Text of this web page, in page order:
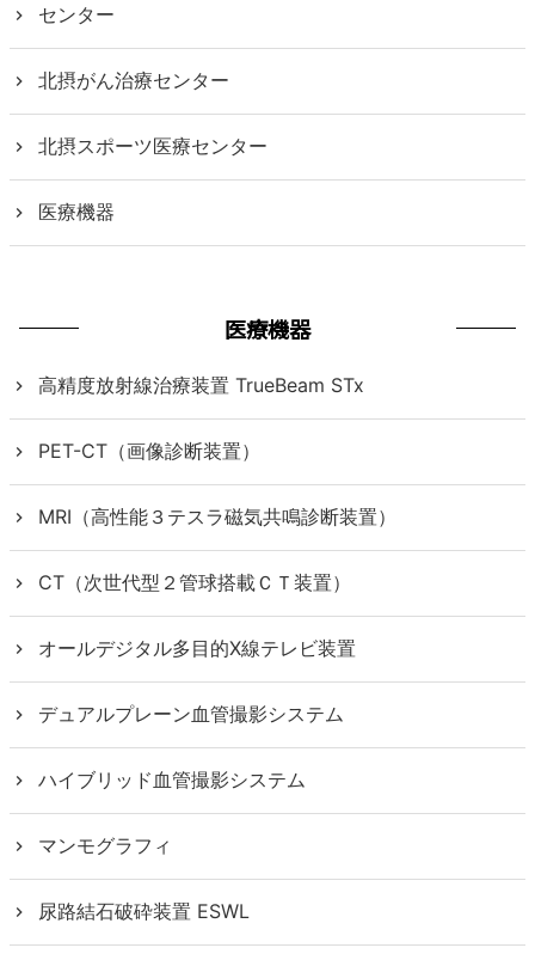
センター
北摂がん治療センター
北摂スポーツ医療センター
医療機器
医療機器
高精度放射線治療装置 TrueBeam STx
PET-CT（画像診断装置）
MRI（高性能３テスラ磁気共鳴診断装置）
CT（次世代型２管球搭載ＣＴ装置）
オールデジタル多目的X線テレビ装置
デュアルプレーン血管撮影システム
ハイブリッド血管撮影システム
マンモグラフィ
尿路結石破砕装置 ESWL